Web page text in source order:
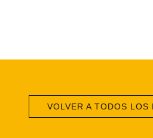
VOLVER A TODOS LOS